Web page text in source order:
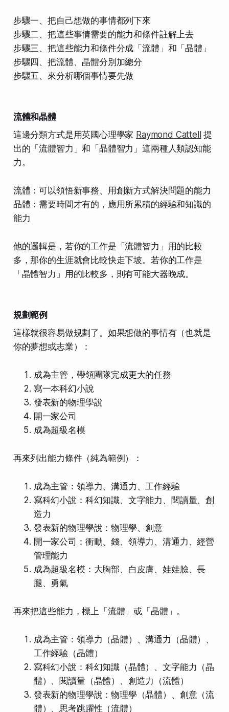
步驟一、把自己想做的事情都列下來
步驟二、把這些事情需要的能力和條件註解上去
步驟三、把這些能力和條件分成「流體」和「晶體」
步驟四、把流體、晶體分別加總分
步驟五、來分析哪個事情要先做
流體和晶體
這邊分類方式是用英國心理學家 Raymond Cattell提
出的「流體智力」和「晶體智力」這兩種人類認知能
力。
流體：可以領悟新事務、用創新方式解決問題的能力
晶體：需要時間才有的，應用所累積的經驗和知識的
能力
他的邏輯是，若你的工作是「流體智力」用的比較
多，那你的生涯就會比較快走下坡。若你的工作是
「晶體智力」用的比較多，則有可能大器晚成。
規劃範例
這樣就很容易做規劃了。如果想做的事情有（也就是
你的夢想或志業）：
成為主管，帶領團隊完成更大的任務
寫一本科幻小說
發表新的物理學說
開一家公司
成為超級名模
再來列出能力條件（純為範例）：
成為主管：領導力、溝通力、工作經驗
寫科幻小說：科幻知識、文字能力、閱讀量、創
造力
發表新的物理學說：物理學、創意
開一家公司：衝動、錢、領導力、溝通力、經營
管理能力
成為超級名模：大胸部、白皮膚、娃娃臉、長
腿、勇氣
再來把這些能力，標上「流體」或「晶體」。
成為主管：領導力（晶體）、溝通力（晶體）、
工作經驗（晶體）
寫科幻小說：科幻知識（晶體）、文字能力（晶
體）、閱讀量（晶體）、創造力（流體）
發表新的物理學說：物理學（晶體）、創意（流
體）、思考跳躍性（流體）